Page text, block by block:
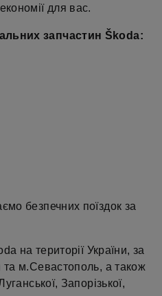
для вас.
запчастин Škoda:
безпечних поїздок за
на території України, за
та м.Севастополь, а також
Запорізької,